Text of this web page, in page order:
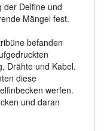
der Delfine und
Mängel fest.
befanden
Drähte und Kabel.
diese
werfen.
und daran